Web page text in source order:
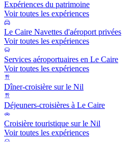
Expériences du patrimoine
Voir toutes les expériences
Le Caire Navettes d'aéroport privées
Voir toutes les expériences
Services aéroportuaires en Le Caire
Voir toutes les expériences
Dîner-croisière sur le Nil
Déjeuners-croisières à Le Caire
Croisière touristique sur le Nil
Voir toutes les expériences